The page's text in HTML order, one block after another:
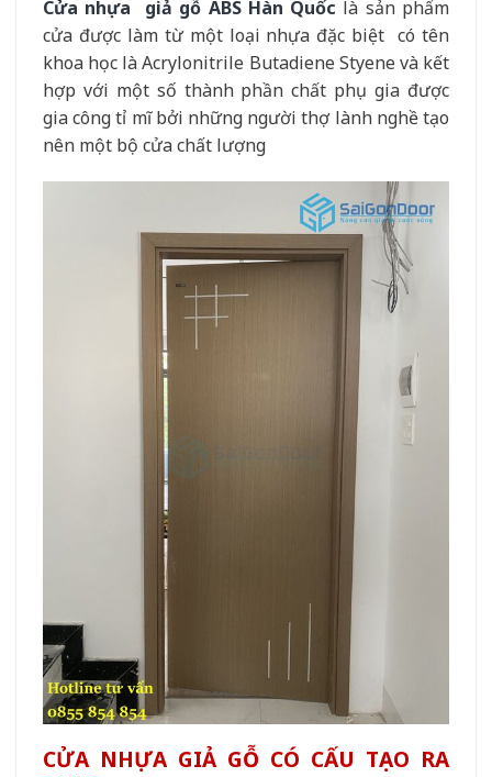
Cửa nhựa giả gỗ ABS Hàn Quốc là sản phẩm
cửa được làm từ một loại nhựa đặc biệt có tên
khoa học là Acrylonitrile Butadiene Styene và kết
hợp với một số thành phần chất phụ gia được
gia công tỉ mĩ bởi những người thợ lành nghề tạo
nên một bộ cửa chất lượng
CỬA NHỰA GIẢ GỖ CÓ CẤU TẠO RA